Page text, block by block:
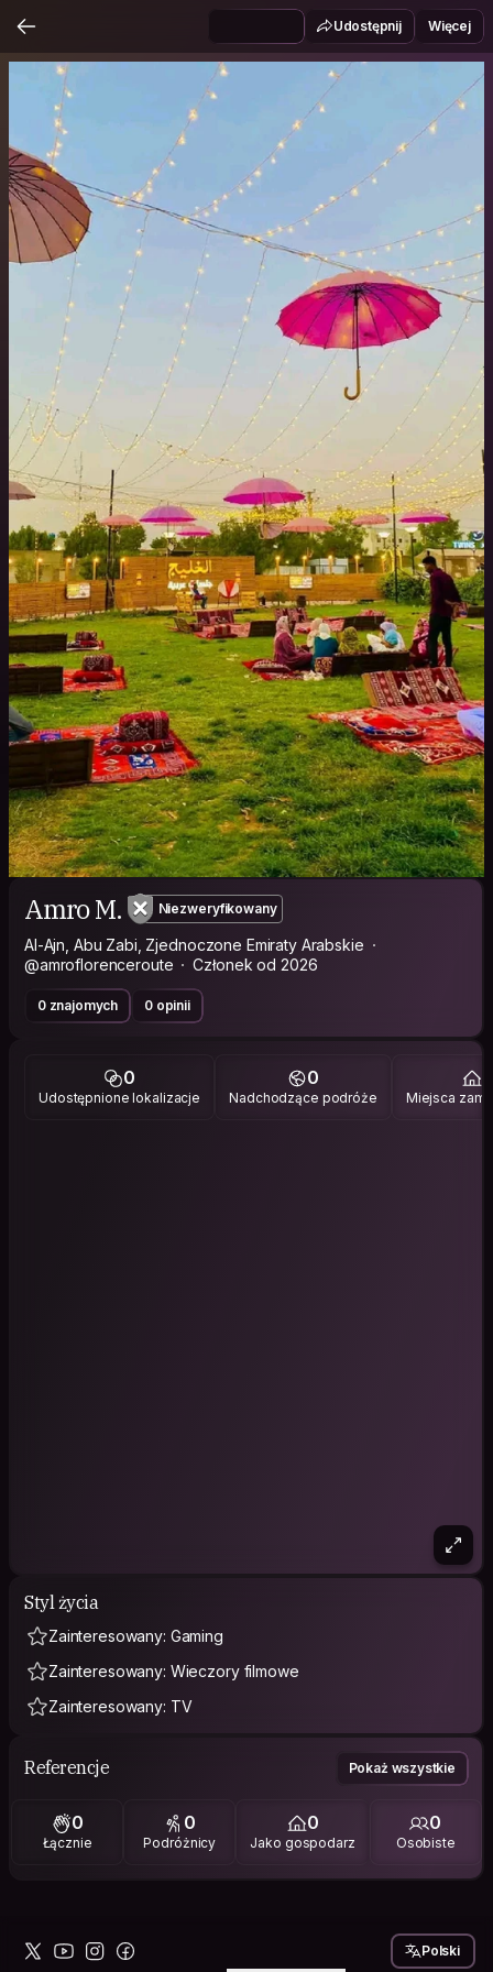
Udostępnij Więcej
Amro M. Niezweryfikowany
Al-Ajn, Abu Zabi, Zjednoczone Emiraty Arabskie
@amroflorenceroute
Członek od 2026
0 znajomych 0 opinii
0
Udostępnione lokalizacje
0
Nadchodzące podróże Miejsca
Styl życia
Zainteresowany: Gaming
Zainteresowany: Wieczory filmowe
Zainteresowany: TV
Referencje Pokaż wszystkie
0
Łącznie
0
Podróżnicy
0
Jako gospodarz
0
Osobiste
Polski